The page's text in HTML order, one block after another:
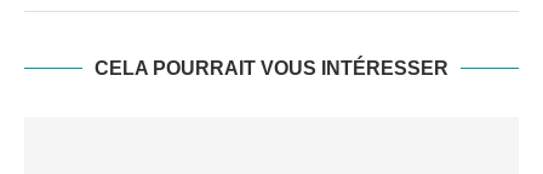
CELA POURRAIT VOUS INTÉRESSER